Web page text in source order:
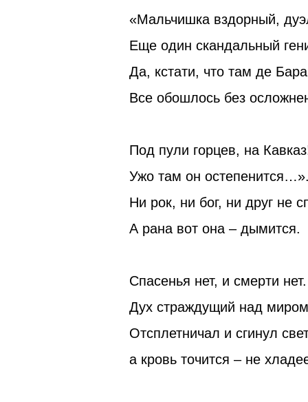
«Мальчишка вздорный,
Еще один скандальный
Да, кстати, что там де
Все обошлось без
Под пули горцев, на
Ужо там он
Ни рок, ни бог, ни друг не
А рана вот она – дымится.
Спасенья нет, и смерти нет.
Дух страждущий над
Отсплетничал и сгинул
а кровь точится – не